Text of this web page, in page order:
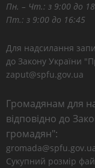
Пн. – Чт.: з 9:00 до
Пт.: з 9:00 до 16:45
Для надсилання
до Закону України
zaput@spfu.gov.ua
Громадянам для
відповідно до
громадян":
Сукупний розмір